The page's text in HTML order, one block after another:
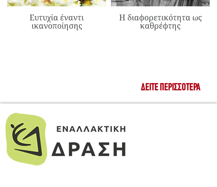
Ευτυχία έναντι
ικανοποίησης
Η διαφορετικότητα ως
καθρέφτης
ΔΕΊΤΕ ΠΕΡΙΣΣΌΤΕΡΑ